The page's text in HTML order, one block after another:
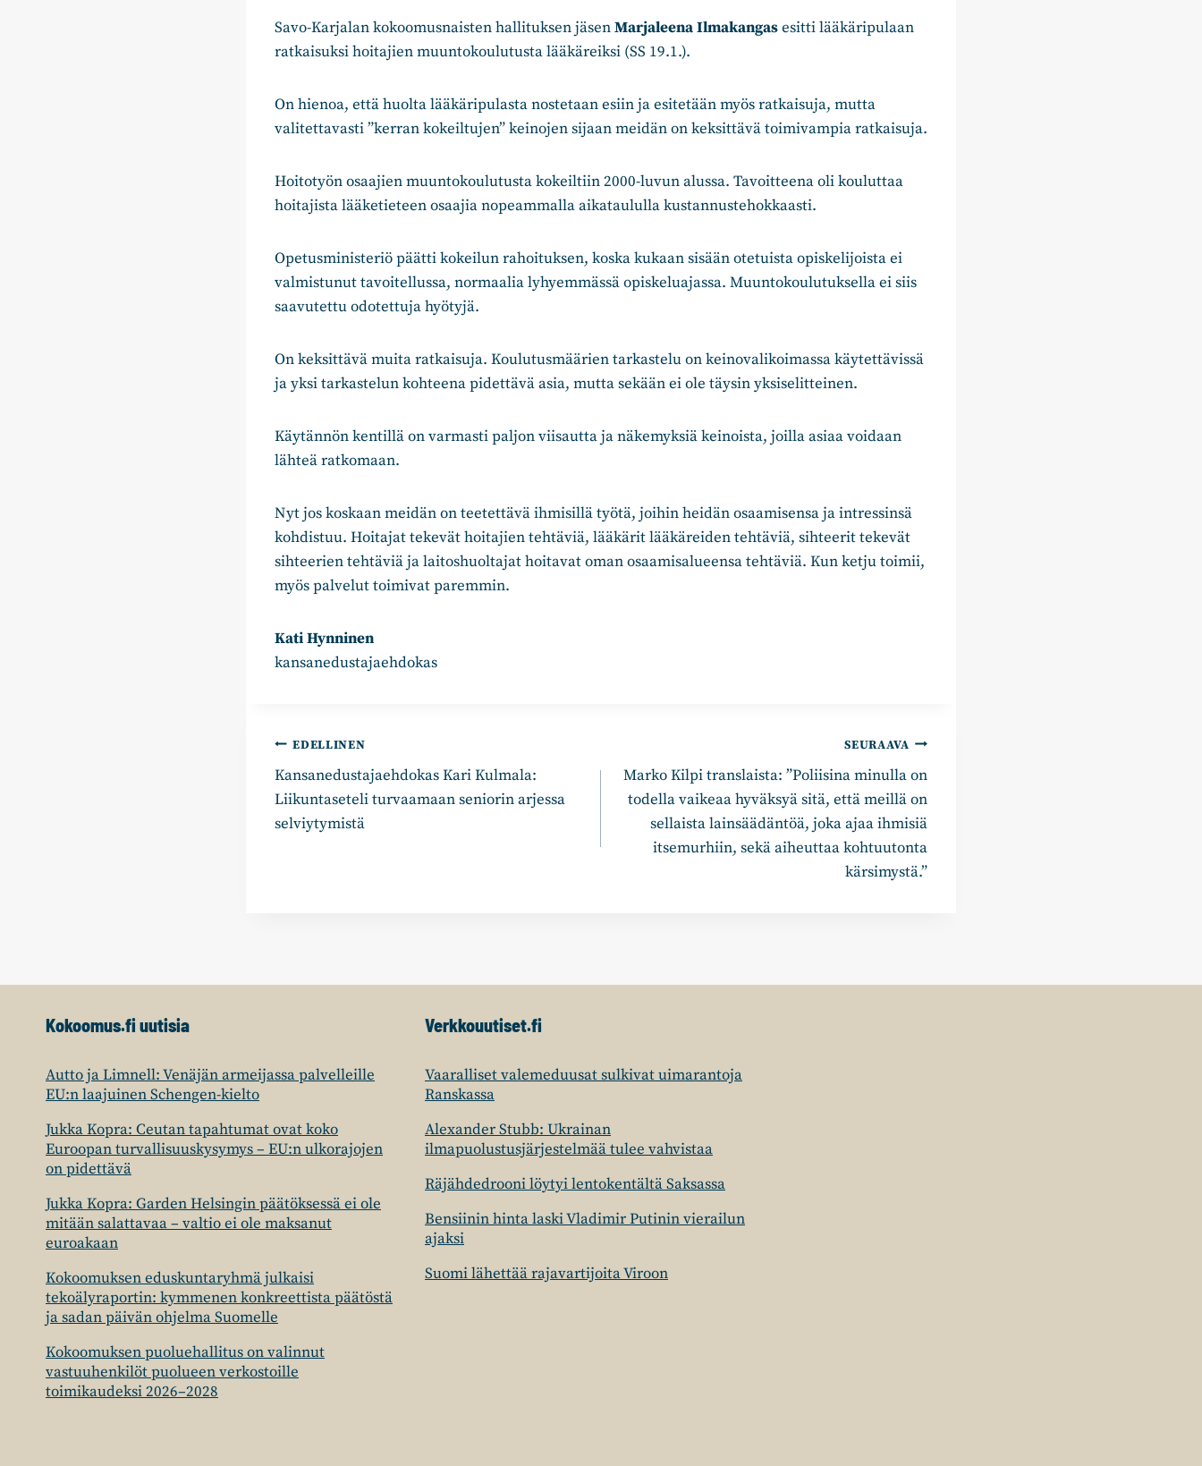
Savo-Karjalan kokoomusnaisten hallituksen jäsenMarjaleena Ilmakangasesitti lääkäripulaan
ratkaisuksi hoitajien muuntokoulutusta lääkäreiksi (SS 19.1.).
On hienoa, että huolta lääkäripulasta nostetaan esiin ja esitetään myös ratkaisuja, mutta
valitettavasti ”kerran kokeiltujen” keinojen sijaan meidän on keksittävä toimivampia ratkaisuja.
Hoitotyön osaajien muuntokoulutusta kokeiltiin 2000-luvun alussa. Tavoitteena oli kouluttaa
hoitajista lääketieteen osaajia nopeammalla aikataululla kustannustehokkaasti.
Opetusministeriö päätti kokeilun rahoituksen, koska kukaan sisään otetuista opiskelijoista ei
valmistunut tavoitellussa, normaalia lyhyemmässä opiskeluajassa. Muuntokoulutuksella ei siis
saavutettu odotettuja hyötyjä.
On keksittävä muita ratkaisuja. Koulutusmäärien tarkastelu on keinovalikoimassa käytettävissä
ja yksi tarkastelun kohteena pidettävä asia, mutta sekään ei ole täysin yksiselitteinen.
Käytännön kentillä on varmasti paljon viisautta ja näkemyksiä keinoista, joilla asiaa voidaan
lähteä ratkomaan.
Nyt jos koskaan meidän on teetettävä ihmisillä työtä, joihin heidän osaamisensa ja intressinsä
kohdistuu. Hoitajat tekevät hoitajien tehtäviä, lääkärit lääkäreiden tehtäviä, sihteerit tekevät
sihteerien tehtäviä ja laitoshuoltajat hoitavat oman osaamisalueensa tehtäviä. Kun ketju toimii,
myös palvelut toimivat paremmin.
Kati Hynninen
kansanedustajaehdokas
Artikkelien
selaus
EDELLINEN
Kansanedustajaehdokas Kari Kulmala:
Liikuntaseteli turvaamaan seniorin arjessa
selviytymistä
SEURAAVA
Marko Kilpi translaista: ”Poliisina minulla on
todella vaikeaa hyväksyä sitä, että meillä on
sellaista lainsäädäntöä, joka ajaa ihmisiä
itsemurhiin, sekä aiheuttaa kohtuutonta
kärsimystä.”
Kokoomus.fi uutisia
Autto ja Limnell: Venäjän armeijassa palvelleille
EU:n laajuinen Schengen-kielto
Jukka Kopra: Ceutan tapahtumat ovat koko
Euroopan turvallisuuskysymys – EU:n ulkorajojen
on pidettävä
Jukka Kopra: Garden Helsingin päätöksessä ei ole
mitään salattavaa – valtio ei ole maksanut
euroakaan
Kokoomuksen eduskuntaryhmä julkaisi
tekoälyraportin: kymmenen konkreettista päätöstä
ja sadan päivän ohjelma Suomelle
Kokoomuksen puoluehallitus on valinnut
vastuuhenkilöt puolueen verkostoille
toimikaudeksi 2026–2028
Verkkouutiset.fi
Vaaralliset valemeduusat sulkivat uimarantoja
Ranskassa
Alexander Stubb: Ukrainan
ilmapuolustusjärjestelmää tulee vahvistaa
Räjähdedrooni löytyi lentokentältä Saksassa
Bensiinin hinta laski Vladimir Putinin vierailun
ajaksi
Suomi lähettää rajavartijoita Viroon